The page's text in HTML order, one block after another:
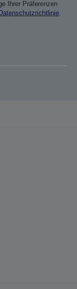
Ihrer Präferenzen